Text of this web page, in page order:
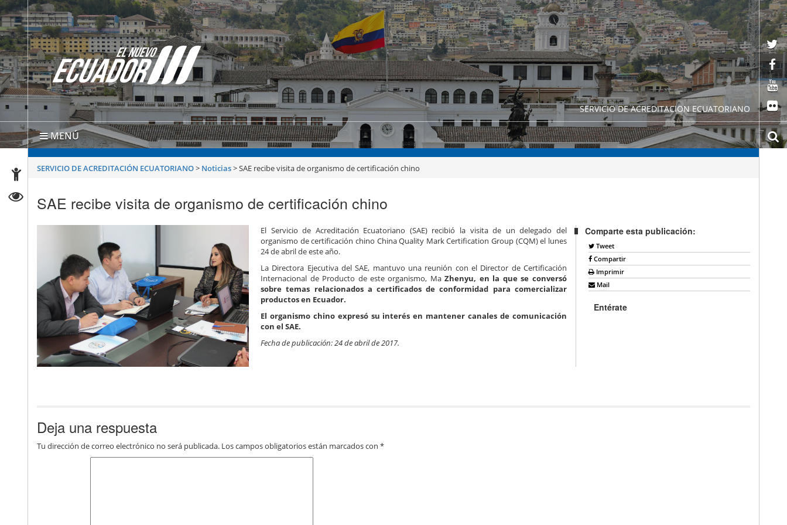
SERVICIO DE ACREDITACION ECUATORIANO
MENÚ
SERVICIO DE ACREDITACIÓN ECUATORIANO> Noticias>SAE recibe visita de organismo de certificación chino
SAE recibe visita de organismo de certificación chino
El Servicio de Acreditación Ecuatoriano (SAE) recibió la visita de un delegado del
organismo de certificación chino China Quality Mark Certification Group (CQM) el lunes
24 de abril de este año.
La Directora Ejecutiva del SAE, mantuvo una reunión con el Director de Certificación
Internacional de Producto de este organismo, Ma Zhenyu, en la que se conversó
sobre temas relacionados a certificados de conformidad para comercializar
productos en Ecuador.
El organismo chino expresó su interés en mantener canales de comunicación
con el SAE.
Fecha de publicación: 24 de abril de 2017.
Comparte esta publicación:
Tweet
Compartir
Imprimir
Mail
Entérate
Deja una respuesta
Tu dirección de correo electrónico no será publicada. Los campos obligatorios están marcados con*